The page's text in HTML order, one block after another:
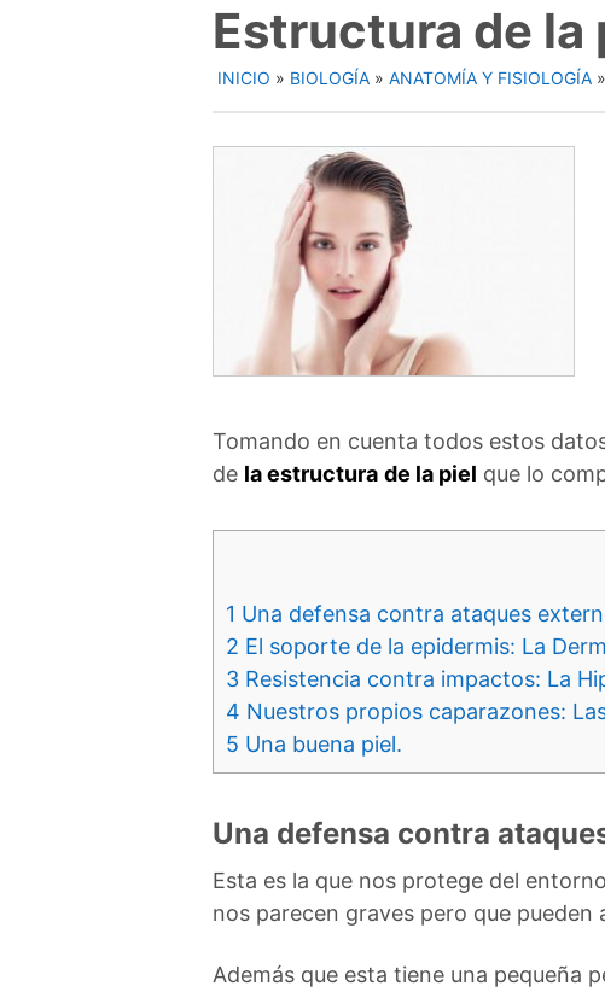
Estructura de la
INICIO » BIOLOGÍA » ANATOMÍA Y FISIOLOGÍA »
Tomando en cuenta todos estos
de la estructura de la piel que lo
1 Una defensa contra ataques
2 El soporte de la epidermis: La
3 Resistencia contra impactos: La
4 Nuestros propios caparazones:
5 Una buena piel.
Una defensa contra
Esta es la que nos protege del
nos parecen graves pero que
Además que esta tiene una pequeña